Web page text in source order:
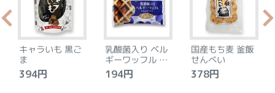
キャラいも 黒ご
ま
394円
乳酸菌入り ベル
ギーワッフル プ
レーン
194円
国産もち麦 釜飯
せんべい
378円